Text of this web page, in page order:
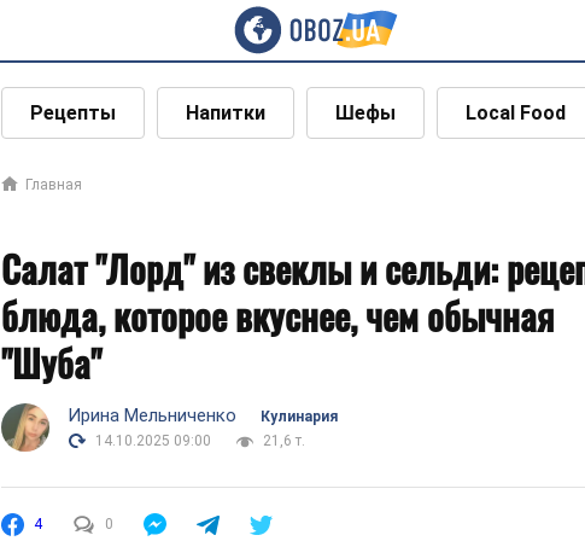
Рецепты Напитки Шефы Local Food
Главная
Салат "Лорд" из свеклы и сельди:
блюда, которое вкуснее, чем обычная
"Шуба"
Ирина Мельниченко
Кулинария
14.10.2025 09:00
21,6 т.
4 0